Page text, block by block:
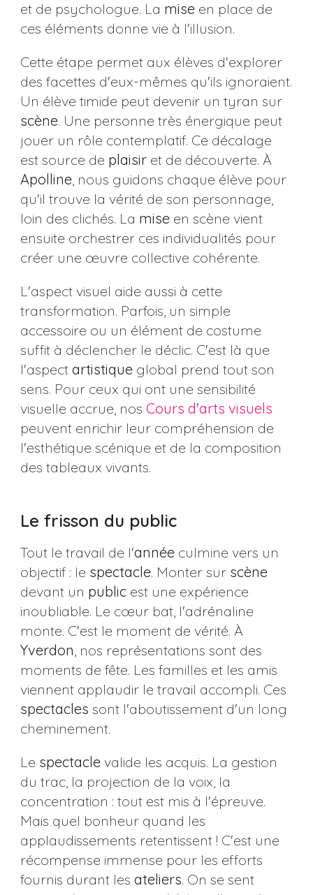
et de psychologue. La miseen place de
ces éléments donne vie à l'illusion.
Cette étape permet aux élèves d'explorer
des facettes d'eux-mêmes qu'ils ignoraient.
Un élève timide peut devenir un tyran sur
scène. Une personne très énergique peut
jouer un rôle contemplatif. Ce décalage
est source de plaisiret de découverte. À
Apolline, nous guidons chaque élève pour
qu'il trouve la vérité de son personnage,
loin des clichés. La miseen scène vient
ensuite orchestrer ces individualités pour
créer une œuvre collective cohérente.
L'aspect visuel aide aussi à cette
transformation. Parfois, un simple
accessoire ou un élément de costume
suffit à déclencher le déclic. C'est là que
l'aspect artistiqueglobal prend tout son
sens. Pour ceux qui ont une sensibilité
visuelle accrue, nos Cours d'arts visuels
peuvent enrichir leur compréhension de
l'esthétique scénique et de la composition
des tableaux vivants.
Le frisson du public
Tout le travail de l'annéeculmine vers un
objectif : le spectacle. Monter sur scène
devant un publicest une expérience
inoubliable. Le cœur bat, l'adrénaline
monte. C'est le moment de vérité. À
Yverdon , nos représentations sont des
moments de fête. Les familles et les amis
viennent applaudir le travail accompli. Ces
spectacles sont l'aboutissement d'un long
cheminement.
Le spectaclevalide les acquis. La gestion
du trac, la projection de la voix, la
concentration : tout est mis à l'épreuve.
Mais quel bonheur quand les
applaudissements retentissent ! C'est une
récompense immense pour les efforts
fournis durant les ateliers. On se sent